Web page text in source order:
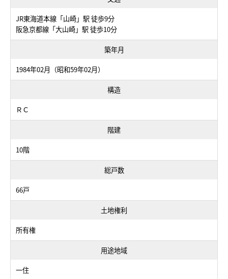
JR東海道本線「山崎」駅 徒歩9分
阪急京都線「大山崎」駅 徒歩10分
築年月
1984年02月（昭和59年02月）
構造
ＲＣ
階建
10階
総戸数
66戸
土地権利
所有権
用途地域
一住